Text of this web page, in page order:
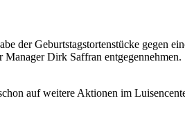
der Geburtstagstortenstücke gegen
Dirk Saffran entgegennehmen.
auf weitere Aktionen im